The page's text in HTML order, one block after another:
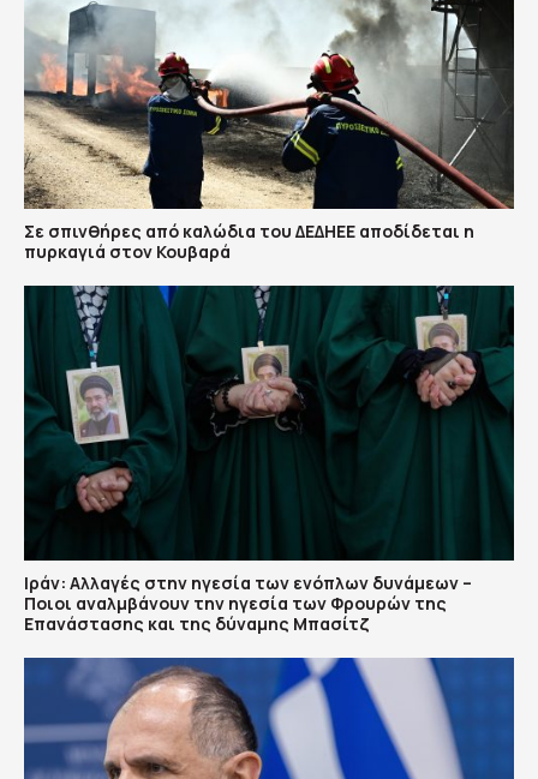
Σε σπινθήρες από καλώδια του ΔΕΔΗΕΕ αποδίδεται η
πυρκαγιά στον Κουβαρά
Ιράν: Αλλαγές στην ηγεσία των ενόπλων δυνάμεων –
Ποιοι αναλμβάνουν την ηγεσία των Φρουρών της
Επανάστασης και της δύναμης Μπασίτζ